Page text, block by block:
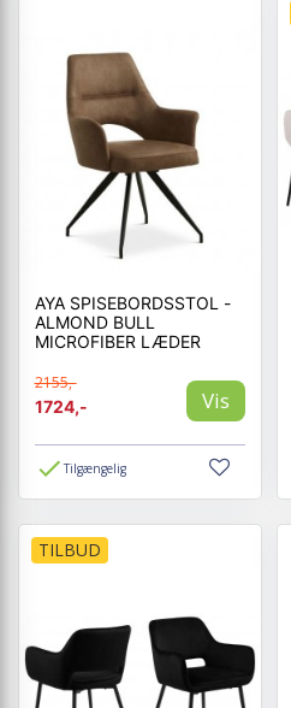
AYA SPISEBORDSSTOL -
ALMOND BULL
MICROFIBER LÆDER
2155,-
1724,-
Vis
Tilgængelig
TILBUD